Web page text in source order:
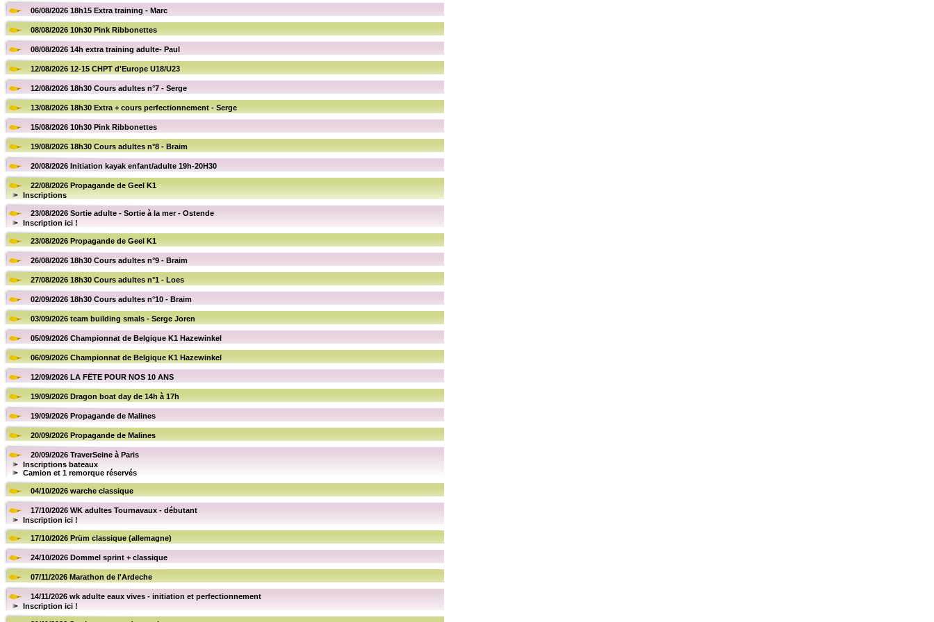
06/08/2026 18h15 Extra training - Marc
08/08/2026 10h30 Pink Ribbonettes
08/08/2026 14h extra training adulte- Paul
12/08/2026 12-15 CHPT d'Europe U18/U23
12/08/2026 18h30 Cours adultes n°7 - Serge
13/08/2026 18h30 Extra + cours perfectionnement - Serge
15/08/2026 10h30 Pink Ribbonettes
19/08/2026 18h30 Cours adultes n°8 - Braim
20/08/2026 Initiation kayak enfant/adulte 19h-20H30
22/08/2026 Propagande de Geel K1
Inscriptions
23/08/2026 Sortie adulte - Sortie à la mer - Ostende
Inscription ici !
23/08/2026 Propagande de Geel K1
26/08/2026 18h30 Cours adultes n°9 - Braim
27/08/2026 18h30 Cours adultes n°1 - Loes
02/09/2026 18h30 Cours adultes n°10 - Braim
03/09/2026 team building smals - Serge Joren
05/09/2026 Championnat de Belgique K1 Hazewinkel
06/09/2026 Championnat de Belgique K1 Hazewinkel
12/09/2026 LA FËTE POUR NOS 10 ANS
19/09/2026 Dragon boat day de 14h à 17h
19/09/2026 Propagande de Malines
20/09/2026 Propagande de Malines
20/09/2026 TraverSeine à Paris
Inscriptions bateaux
Camion et 1 remorque réservés
04/10/2026 warche classique
17/10/2026 WK adultes Tournavaux - débutant
Inscription ici !
17/10/2026 Prüm classique (allemagne)
24/10/2026 Dommel sprint + classique
07/11/2026 Marathon de l'Ardeche
14/11/2026 wk adulte eaux vives - initiation et perfectionnement
Inscription ici !